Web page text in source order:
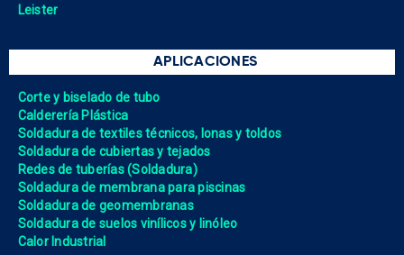
Leister
APLICACIONES
Corte y biselado de tubo
Calderería Plástica
Soldadura de textiles técnicos, lonas y toldos
Soldadura de cubiertas y tejados
Redes de tuberías (Soldadura)
Soldadura de membrana para piscinas
Soldadura de geomembranas
Soldadura de suelos vinílicos y linóleo
Calor Industrial